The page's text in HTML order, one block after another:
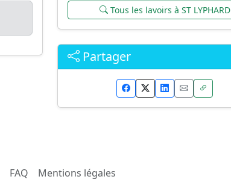
Tous les lavoirs à ST LYPHARD
Partager
FAQ Mentions légales